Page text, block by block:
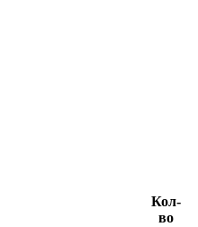
Кол-
во